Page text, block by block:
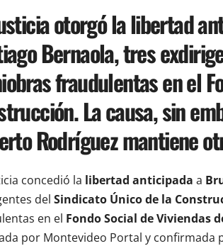
otorgó la libertad
Bernaola, tres
fraudulentas en el
La causa, sin
Rodríguez mantiene
concedió la libertad anticipada a
del Sindicato Único de la
en el Fondo Social de Viviendas
por Montevideo Portal y confirmada